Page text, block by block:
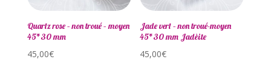
Quartz rose – non troué – moyen
45*30 mm
45,00€
Jade vert – non troué-moyen
45*30 mm Jadèite
45,00€